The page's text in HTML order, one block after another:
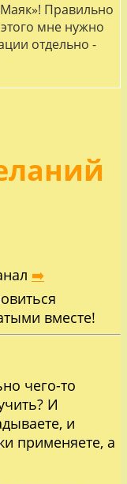
Правильно
мне нужно
отдельно -
➡️
вместе!
чего-то
И
и
применяете, а